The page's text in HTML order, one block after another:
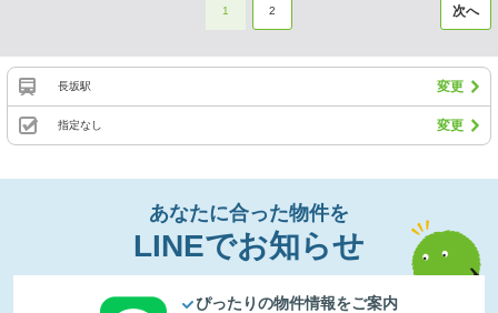
1 2 次へ
長坂駅 変更
指定なし 変更
あなたに合った物件を
LINEでお知らせ
ぴったりの物件情報をご案内